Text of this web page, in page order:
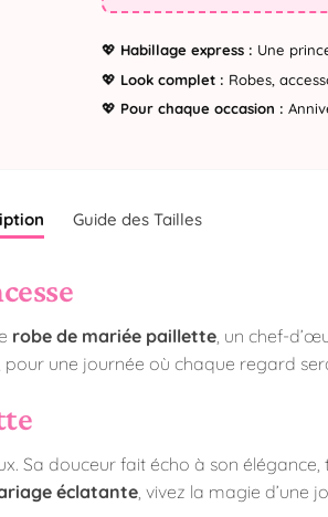
💖 Habillage express : Une
💖 Look complet : Robes,
💖 Pour chaque occasion :
Guide des Tailles
robe de mariée paillette, un chef-
une journée où chaque regard
Sa douceur fait écho à son
éclatante, vivez la magie d’une